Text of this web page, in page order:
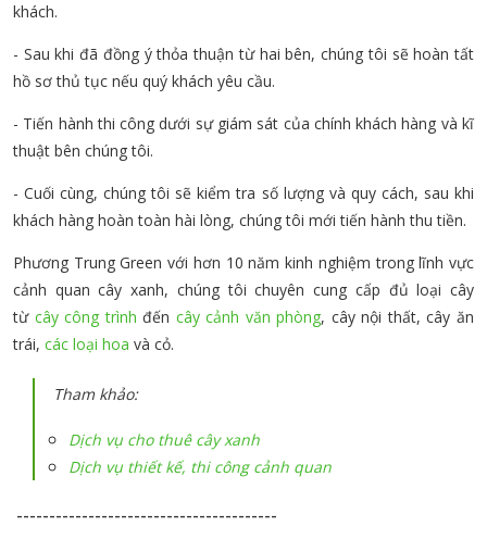
khách.
- Sau khi đã đồng ý thỏa thuận từ hai bên, chúng tôi sẽ hoàn tất
hồ sơ thủ tục nếu quý khách yêu cầu.
- Tiến hành thi công dưới sự giám sát của chính khách hàng và kĩ
thuật bên chúng tôi.
- Cuối cùng, chúng tôi sẽ kiểm tra số lượng và quy cách, sau khi
khách hàng hoàn toàn hài lòng, chúng tôi mới tiến hành thu tiền.
Phương Trung Green với hơn 10 năm kinh nghiệm trong lĩnh vực
cảnh quan cây xanh, chúng tôi chuyên cung cấp đủ loại cây
từ cây công trình đến cây cảnh văn phòng, cây nội thất, cây ăn
trái, các loại hoa và cỏ.
Tham khảo:
Dịch vụ cho thuê cây xanh
Dịch vụ thiết kế, thi công cảnh quan
----------------------------------------